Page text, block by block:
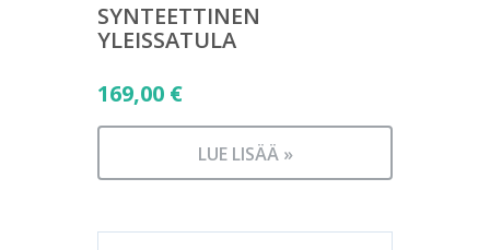
SYNTEETTINEN
YLEISSATULA
169,00 €
LUE LISÄÄ »